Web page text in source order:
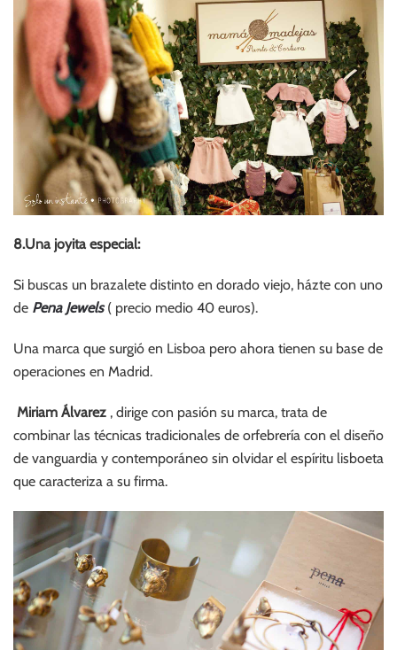
8.Una joyita especial:
Si buscas un brazalete distinto en dorado viejo, házte con uno
de Pena Jewels( precio medio 40 euros).
Una marca que surgió en Lisboa pero ahora tienen su base de
operaciones en Madrid.
Miriam Álvarez , dirige con pasión su marca, trata de
combinar las técnicas tradicionales de orfebrería con el diseño
de vanguardia y contemporáneo sin olvidar el espíritu lisboeta
que caracteriza a su firma.